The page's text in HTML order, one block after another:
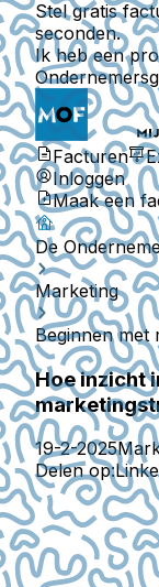
Stel gratis
seconden.
Ik heb een
Facturen
Inloggen
Maak een
De
Marketing
Beginnen met
Hoe inzicht
19-2-2025
Delen op: